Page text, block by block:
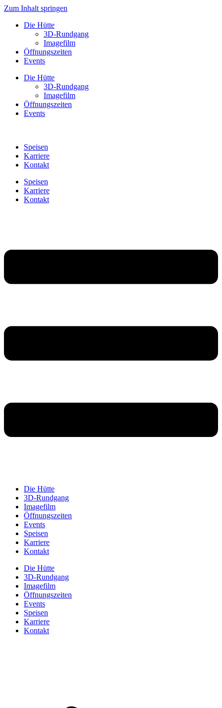
Zum Inhalt springen
Die Hütte
3D-Rundgang
Imagefilm
Öffnungszeiten
Events
Die Hütte
3D-Rundgang
Imagefilm
Öffnungszeiten
Events
Speisen
Karriere
Kontakt
Speisen
Karriere
Kontakt
Die Hütte
3D-Rundgang
Imagefilm
Öffnungszeiten
Events
Speisen
Karriere
Kontakt
Die Hütte
3D-Rundgang
Imagefilm
Öffnungszeiten
Events
Speisen
Karriere
Kontakt